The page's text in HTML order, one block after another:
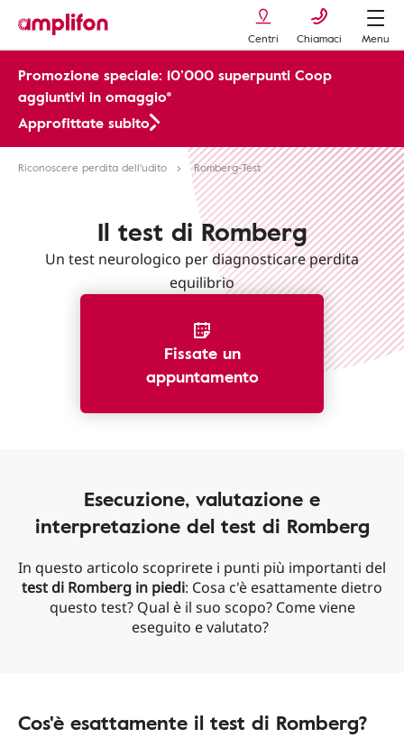
Centri Chiamaci Menu
Promozione speciale: 10’000 superpunti Coop
aggiuntivi in omaggio*
Approfittate subito
Riconoscere perdita dell'udito Romberg-Test
Il test di Romberg
Un test neurologico per diagnosticare perdita
equilibrio
Fissate un
appuntamento
Esecuzione, valutazione e
interpretazione del test di Romberg
In questo articolo scoprirete i punti più importanti del
test di Romberg in piedi: Cosa c'è esattamente dietro
questo test? Qual è il suo scopo? Come viene
eseguito e valutato?
Cos'è esattamente il test di Romberg?